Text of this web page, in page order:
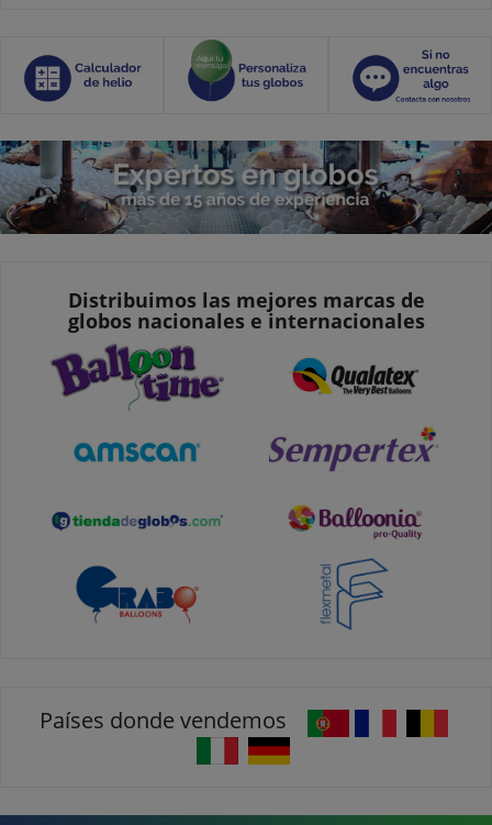
Distribuimos las mejores marcas de
globos nacionales e internacionales
Países donde vendemos